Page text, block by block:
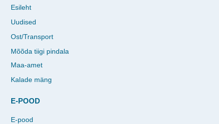
Esileht
Uudised
Ost/Transport
Mõõda tiigi pindala
Maa-amet
Kalade mäng
E-POOD
E-pood